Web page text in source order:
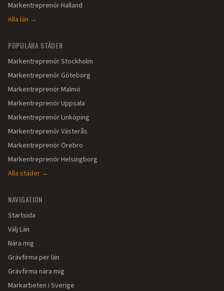
MarkentreprenörHalland
Alla län →
POPULÄRA STÄDER
MarkentreprenörStockholm
MarkentreprenörGöteborg
MarkentreprenörMalmö
MarkentreprenörUppsala
MarkentreprenörLinköping
MarkentreprenörVästerås
MarkentreprenörÖrebro
MarkentreprenörHelsingborg
Alla städer →
NAVIGATION
Startsida
Välj Län
Nära mig
Grävfirma per län
Grävfirma nära mig
Markarbeten i Sverige